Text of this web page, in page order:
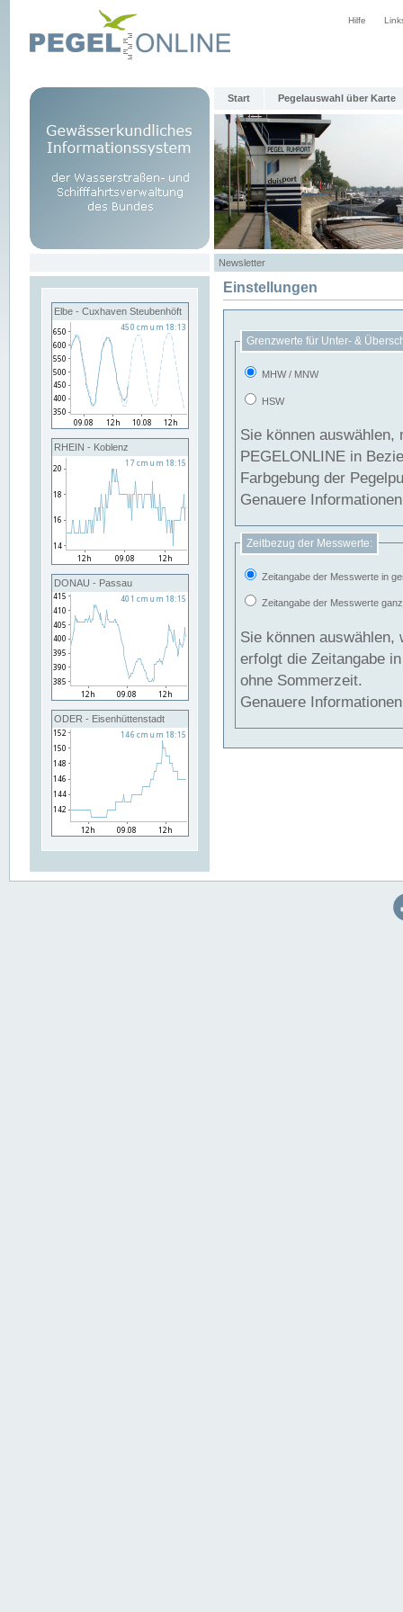
Hilfe
Start Pegelauswahl über Karte
Newsletter
Elbe - Cuxhaven Steubenhöft
RHEIN - Koblenz
DONAU - Passau
ODER - Eisenhüttenstadt
Einstellungen
Grenzwerte für Unter- &
MHW / MNW
HSW
Sie können
PEGELONLINE in Beziehung
Farbgebung der
Genauere
Zeitbezug der Messwerte:
Zeitangabe der Messwerte in
Zeitangabe der Messwerte
Sie können auswählen,
erfolgt die Zeitangabe
ohne Sommerzeit.
Genauere